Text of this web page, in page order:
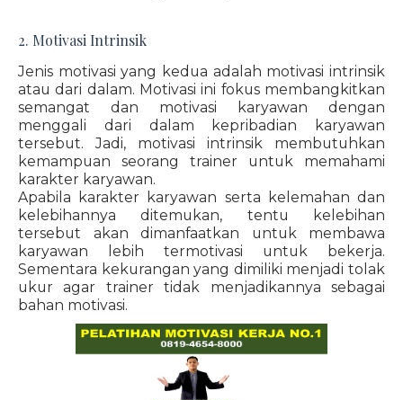
2. Motivasi Intrinsik
Jenis motivasi yang kedua adalah motivasi intrinsik
atau dari dalam. Motivasi ini fokus membangkitkan
semangat dan motivasi karyawan dengan
menggali dari dalam kepribadian karyawan
tersebut. Jadi, motivasi intrinsik membutuhkan
kemampuan seorang trainer untuk memahami
karakter karyawan.
Apabila karakter karyawan serta kelemahan dan
kelebihannya ditemukan, tentu kelebihan
tersebut akan dimanfaatkan untuk membawa
karyawan lebih termotivasi untuk bekerja.
Sementara kekurangan yang dimiliki menjadi tolak
ukur agar trainer tidak menjadikannya sebagai
bahan motivasi.